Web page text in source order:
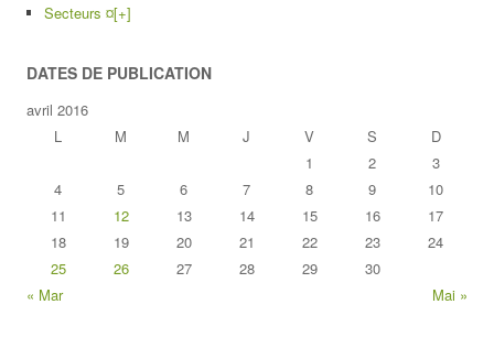
Secteurs ¤[+]
DATES DE PUBLICATION
avril 2016
L
M M J V S
D
1
2
3
4
5 6 7 8 9
10
11
12 13 14 15 16
17
18
19 20 21 22 23
24
25
26 27 28 29
30
« Mar
Mai »